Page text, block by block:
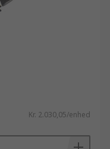
Kr. 2.030,05/enhed